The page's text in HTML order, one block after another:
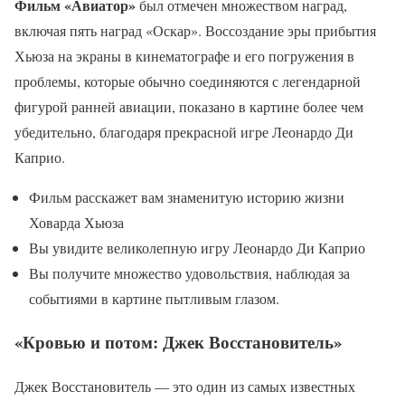
Фильм «Авиатор»был отмечен множеством наград,
включая пять наград «Оскар». Воссоздание эры прибытия
Хьюза на экраны в кинематографе и его погружения в
проблемы, которые обычно соединяются с легендарной
фигурой ранней авиации, показано в картине более чем
убедительно, благодаря прекрасной игре Леонардо Ди
Каприо.
Фильм расскажет вам знаменитую историю жизни
Ховарда Хьюза
Вы увидите великолепную игру Леонардо Ди Каприо
Вы получите множество удовольствия, наблюдая за
событиями в картине пытливым глазом.
«Кровью и потом: Джек Восстановитель»
Джек Восстановитель — это один из самых известных